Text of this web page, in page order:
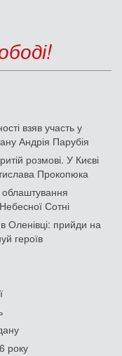
взяв участь у
Андрія Парубія
розмові. У Києві
Прокопюка
облаштування
Сотні
Оленівці: прийди на
героїв
року